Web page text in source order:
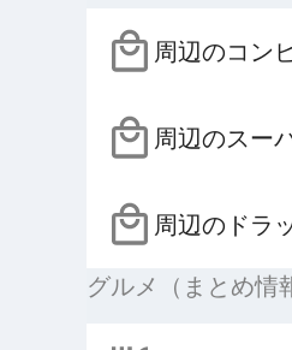
周辺のコン
周辺のスー
周辺のドラ
グルメ（まとめ情